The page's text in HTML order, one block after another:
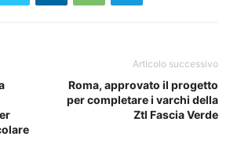
Articolo successivo
Roma, approvato il progetto
per completare i varchi della
Ztl Fascia Verde